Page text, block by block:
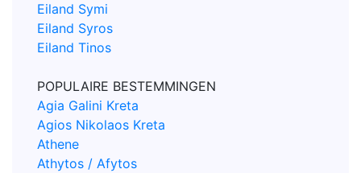
Eiland Symi
Eiland Syros
Eiland Tinos
POPULAIRE BESTEMMINGEN
Agia Galini Kreta
Agios Nikolaos Kreta
Athene
Athytos / Afytos